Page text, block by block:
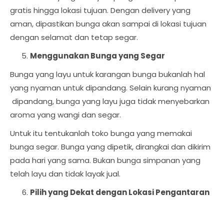
gratis hingga lokasi tujuan. Dengan delivery yang
aman, dipastikan bunga akan sampai di lokasi tujuan
dengan selamat dan tetap segar.
Menggunakan Bunga yang Segar
Bunga yang layu untuk karangan bunga bukanlah hal
yang nyaman untuk dipandang. Selain kurang nyaman
dipandang, bunga yang layu juga tidak menyebarkan
aroma yang wangi dan segar.
Untuk itu tentukanlah toko bunga yang memakai
bunga segar. Bunga yang dipetik, dirangkai dan dikirim
pada hari yang sama. Bukan bunga simpanan yang
telah layu dan tidak layak jual.
Pilih yang Dekat dengan Lokasi Pengantaran